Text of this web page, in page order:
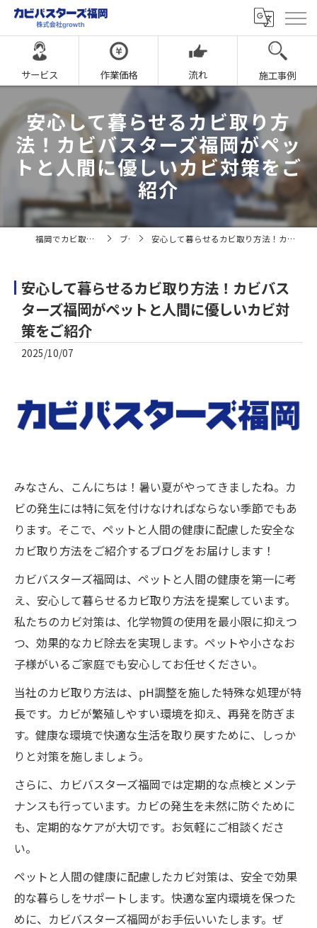
サービス 作業価格 流れ 施工事例
安心して暮らせるカビ取り方
法！カビバスターズ福岡がペッ
トと人間に優しいカビ対策をご
紹介
福岡でカビ取りならカビバスターズ福岡 ブログ 安心して暮らせるカビ取り方法！カビバスターズ福岡がペットと人間に優しいカビ対策をご紹介
安心して暮らせるカビ取り方法！カビバス
ターズ福岡がペットと人間に優しいカビ対
策をご紹介
2025/10/07
みなさん、こんにちは！暑い夏がやってきましたね。カ
ビの発生には特に気を付けなければならない季節でもあ
ります。そこで、ペットと人間の健康に配慮した安全な
カビ取り方法をご紹介するブログをお届けします！
カビバスターズ福岡は、ペットと人間の健康を第一に考
え、安心して暮らせるカビ取り方法を提案しています。
私たちのカビ対策は、化学物質の使用を最小限に抑えつ
つ、効果的なカビ除去を実現します。ペットや小さなお
子様がいるご家庭でも安心してお任せください。
当社のカビ取り方法は、pH調整を施した特殊な処理が特
長です。カビが繁殖しやすい環境を抑え、再発を防ぎま
す。健康な環境で快適な生活を取り戻すために、しっか
りと対策を施しましょう。
さらに、カビバスターズ福岡では定期的な点検とメンテ
ナンスも行っています。カビの発生を未然に防ぐために
も、定期的なケアが大切です。お気軽にご相談くださ
い。
ペットと人間の健康に配慮したカビ対策は、安全で効果
的な暮らしをサポートします。快適な室内環境を保つた
めに、カビバスターズ福岡がお手伝いいたします。ぜ